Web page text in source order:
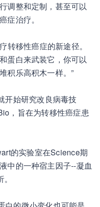
调整和定制，甚至可以
症治疗。
转移性癌症的新途径。
蛋白来武装它，你可以
积乐高积木一样。”
开始研究改良病毒技
，旨在为转移性癌症患
的实验室在Science期
中的一种宿主因子--凝血